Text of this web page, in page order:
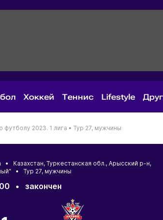
Хоккей Теннис Lifestyle
футболу 2023. 1 лига • Тур 27, мужчины
• Казахстан, Туркестанская обл., Арысский р-н,
• Тур 27, мужчины
• закончен